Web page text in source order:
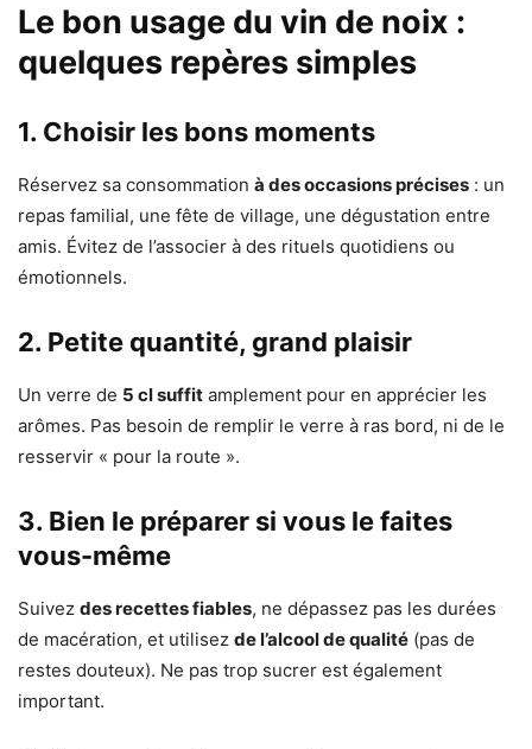
Le bon usage du vin de noix :
quelques repères simples
1. Choisir les bons moments
Réservez sa consommation à des occasions précises : un
repas familial, une fête de village, une dégustation entre
amis. Évitez de l’associer à des rituels quotidiens ou
émotionnels.
2. Petite quantité, grand plaisir
Un verre de 5 cl suffit amplement pour en apprécier les
arômes. Pas besoin de remplir le verre à ras bord, ni de le
resservir « pour la route ».
3. Bien le préparer si vous le faites
vous-même
Suivez des recettes fiables, ne dépassez pas les durées
de macération, et utilisez de l’alcool de qualité (pas de
restes douteux). Ne pas trop sucrer est également
important.